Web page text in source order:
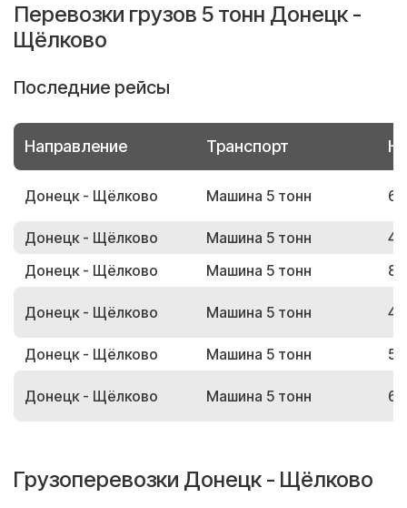
Перевозки грузов 5 тонн Донецк -
Щёлково
Последние рейсы
Направление Транспорт
Донецк - Щёлково Машина 5 тонн
Донецк - Щёлково Машина 5 тонн
Донецк - Щёлково
Машина 5 тонн
Донецк - Щёлково Машина 5 тонн
Донецк - Щёлково Машина 5 тонн
Донецк - Щёлково Машина 5 тонн
Грузоперевозки Донецк - Щёлково